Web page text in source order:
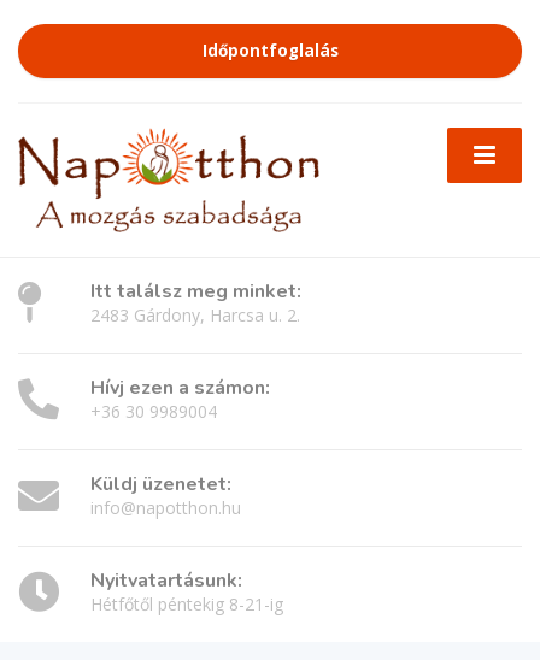
Időpontfoglalás
Itt találsz meg minket:
2483 Gárdony, Harcsa u. 2.
Hívj ezen a számon:
+36 30 9989004
Küldj üzenetet:
info@napotthon.hu
Nyitvatartásunk:
Hétfőtől péntekig 8-21-ig